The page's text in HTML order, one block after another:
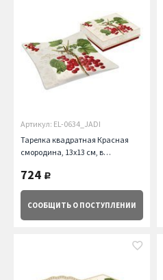
Артикул: EL-0634_JADI
Тарелка квадратная Красная
смородина, 13х13 см, в
(R2S)
724 руб.
СООБЩИТЬ О ПОСТУПЛЕНИИ